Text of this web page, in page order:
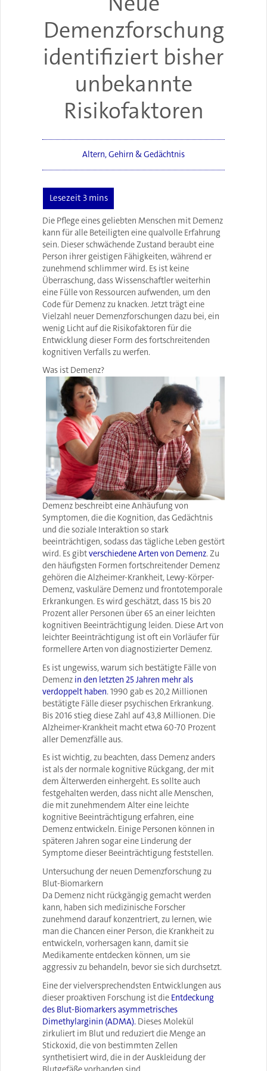
Demenzforschung
identifiziert bisher
unbekannte
Risikofaktoren
Altern,Gehirn & Gedächtnis
Die Pflege eines geliebten Menschen mit Demenz
kann für alle Beteiligten eine qualvolle Erfahrung
sein. Dieser schwächende Zustand beraubt eine
Person ihrer geistigen Fähigkeiten, während er
zunehmend schlimmer wird. Es ist keine
Überraschung, dass Wissenschaftler weiterhin
eine Fülle von Ressourcen aufwenden, um den
Code für Demenz zu knacken. Jetzt trägt eine
Vielzahl neuer Demenzforschungen dazu bei, ein
wenig Licht auf die Risikofaktoren für die
Entwicklung dieser Form des fortschreitenden
kognitiven Verfalls zu werfen.
Was ist Demenz?
Demenz beschreibt eine Anhäufung von
Symptomen, die die Kognition, das Gedächtnis
und die soziale Interaktion so stark
beeinträchtigen, sodass das tägliche Leben gestört
wird. Es gibtverschiedene Arten von Demenz. Zu
den häufigsten Formen fortschreitender Demenz
gehören die Alzheimer-Krankheit, Lewy-Körper-
Demenz, vaskuläre Demenz und frontotemporale
Erkrankungen. Es wird geschätzt, dass 15 bis 20
Prozent aller Personen über 65 an einer leichten
kognitiven Beeinträchtigung leiden. Diese Art von
leichter Beeinträchtigung ist oft ein Vorläufer für
formellere Arten von diagnostizierter Demenz.
Es ist ungewiss, warum sich bestätigte Fälle von
Demenz in den letzten 25 Jahren mehr als
verdoppelt haben. 1990 gab es 20,2 Millionen
bestätigte Fälle dieser psychischen Erkrankung.
Bis 2016 stieg diese Zahl auf 43,8 Millionen. Die
Alzheimer-Krankheit macht etwa 60-70 Prozent
aller Demenzfälle aus.
Es ist wichtig, zu beachten, dass Demenz anders
ist als der normale kognitive Rückgang, der mit
dem Älterwerden einhergeht. Es sollte auch
festgehalten werden, dass nicht alle Menschen,
die mit zunehmendem Alter eine leichte
kognitive Beeinträchtigung erfahren, eine
Demenz entwickeln. Einige Personen können in
späteren Jahren sogar eine Linderung der
Symptome dieser Beeinträchtigung feststellen.
Untersuchung der neuen Demenzforschung zu
Blut-Biomarkern
Da Demenz nicht rückgängig gemacht werden
kann, haben sich medizinische Forscher
zunehmend darauf konzentriert, zu lernen, wie
man die Chancen einer Person, die Krankheit zu
entwickeln, vorhersagen kann, damit sie
Medikamente entdecken können, um sie
aggressiv zu behandeln, bevor sie sich durchsetzt.
Eine der vielversprechendsten Entwicklungen aus
dieser proaktiven Forschung ist die Entdeckung
des Blut-Biomarkers asymmetrisches
Dimethylarginin (ADMA). Dieses Molekül
zirkuliert im Blut und reduziert die Menge an
Stickoxid, die von bestimmten Zellen
synthetisiert wird, die in der Auskleidung der